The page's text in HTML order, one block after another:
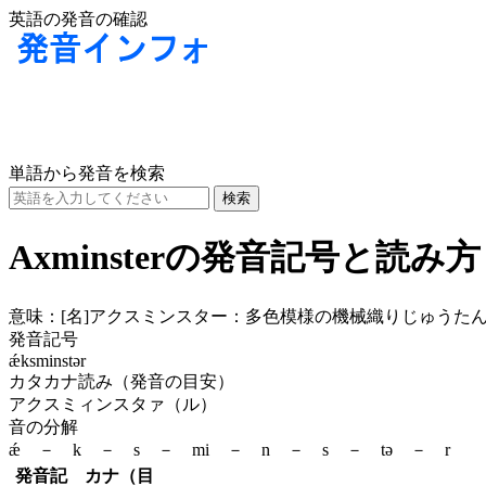
英語の発音の確認
単語から発音を検索
Axminsterの発音記号と読み方
意味： [名]アクスミンスター：多色模様の機械織りじゅうた
発音記号
ǽksminstər
カタカナ読み（発音の目安）
アクスミィンスタァ（ル）
音の分解
ǽ － k － s － mi － n － s － tə － r
発音記
カナ（目